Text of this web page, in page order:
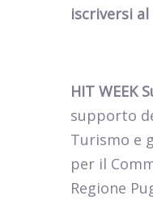
iscriversi al
HIT WEEK
supporto
Turismo e
per il
Regione